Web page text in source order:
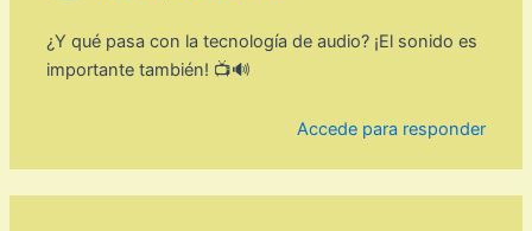
¿Y qué pasa con la tecnología de audio? ¡El sonido es
importante también! 📺🔊
Accede para responder